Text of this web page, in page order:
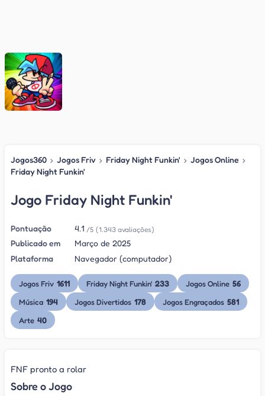
Jogos360 › Jogos Friv › Friday Night Funkin' › Jogos Online ›
Friday Night Funkin'
Jogo Friday Night Funkin'
Pontuação 4.1 /5 (1.343 avaliações)
Publicado em
Março de 2025
Plataforma
Navegador (computador)
Jogos Friv 1611 Friday Night Funkin' 233 Jogos Online 56
Música 194 Jogos Divertidos 178 Jogos Engraçados 581
Arte 40
FNF pronto a rolar
Sobre o Jogo